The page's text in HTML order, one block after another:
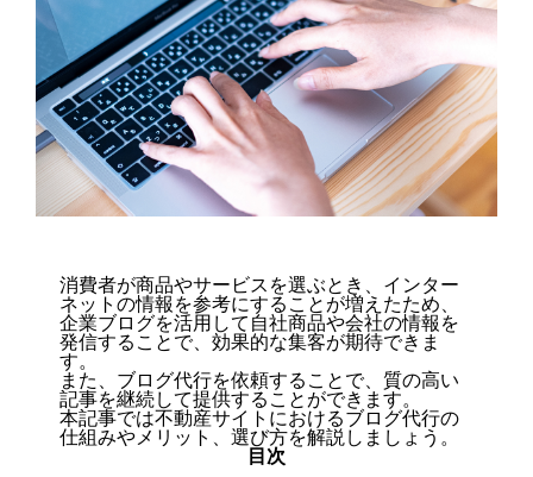
消費者が商品やサービスを選ぶとき、インター
ネットの情報を参考にすることが増えたため、
企業ブログを活用して自社商品や会社の情報を
発信することで、効果的な集客が期待できま
す。
また、ブログ代行を依頼することで、質の高い
記事を継続して提供することができます。
本記事では不動産サイトにおけるブログ代行の
仕組みやメリット、選び方を解説しましょう。
目次